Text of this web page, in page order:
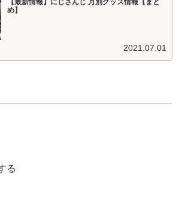
【最新情報】にじさんじ 月別グッズ情報【まと
め】
2021.07.01
る